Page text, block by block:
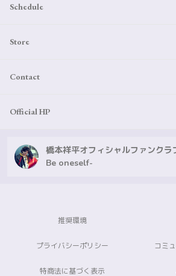
Schedule
Store
Contact
Official HP
橋本祥平オフィシャルファンクラ
Be oneself-
推奨環境
プライバシーポリシー コミ
特商法に基づく表示